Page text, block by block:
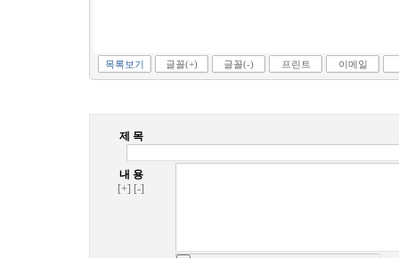
목록보기 글꼴(+) 글꼴(-) 프린트 이메일
제 목
내 용
[+] [-]